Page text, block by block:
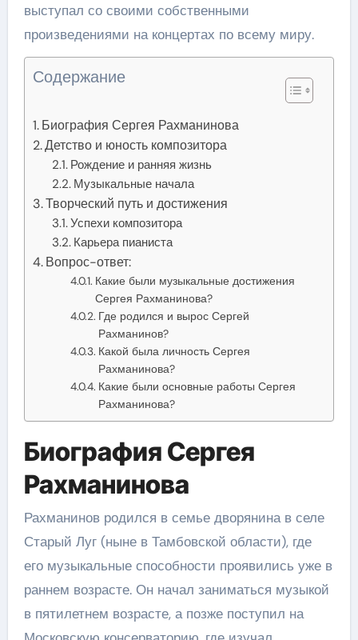
выступал со своими собственными
произведениями на концертах по всему миру.
Содержание
Биография Сергея Рахманинова
Детство и юность композитора
Рождение и ранняя жизнь
Музыкальные начала
Творческий путь и достижения
Успехи композитора
Карьера пианиста
Вопрос-ответ:
Какие были музыкальные достижения
Сергея Рахманинова?
Где родился и вырос Сергей
Рахманинов?
Какой была личность Сергея
Рахманинова?
Какие были основные работы Сергея
Рахманинова?
Биография Сергея
Рахманинова
Рахманинов родился в семье дворянина в селе
Старый Луг (ныне в Тамбовской области), где
его музыкальные способности проявились уже в
раннем возрасте. Он начал заниматься музыкой
в пятилетнем возрасте, а позже поступил на